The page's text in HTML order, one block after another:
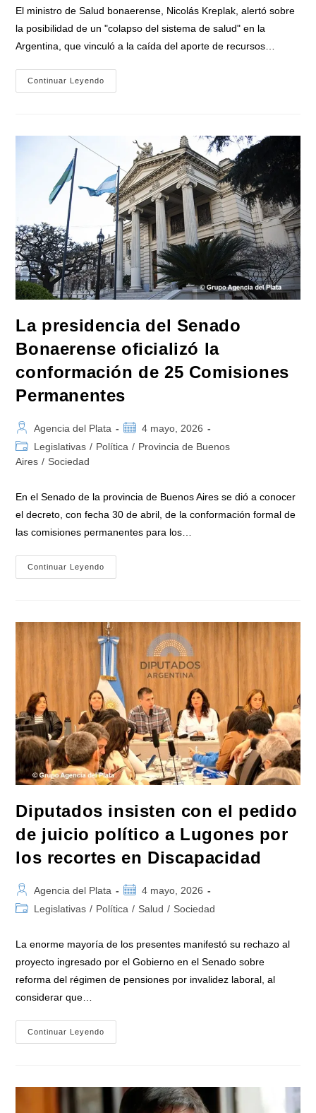
entrada:
El ministro de Salud bonaerense, Nicolás Kreplak, alertó sobre
la posibilidad de un "colapso del sistema de salud" en la
Argentina, que vinculó a la caída del aporte de recursos…
Continuar Leyendo
Advertencia
Sistema
Salud:
«Todo
Indica
Que
Vamos
Un
Colapso»
La presidencia del Senado
Bonaerense oficializó la
conformación de 25 Comisiones
Permanentes
Autor
de
la
Agencia del Plata
Publicación
de
4 mayo, 2026
Categoría
de
Legislativas / Política / Provincia de Buenos
Aires / Sociedad
En el Senado de la provincia de Buenos Aires se dió a conocer
el decreto, con fecha 30 de abril, de la conformación formal de
las comisiones permanentes para los…
Continuar Leyendo
Presidencia
La
Conformación
De
25
Comisiones
Permanentes
Diputados insisten con el pedido
de juicio político a Lugones por
los recortes en Discapacidad
Autor
de
Agencia del Plata
Publicación
de
4 mayo, 2026
Categoría
Legislativas / Política / Salud / Sociedad
La enorme mayoría de los presentes manifestó su rechazo al
proyecto ingresado por el Gobierno en el Senado sobre
reforma del régimen de pensiones por invalidez laboral, al
considerar que…
Continuar Leyendo
Insisten
Juicio
Político